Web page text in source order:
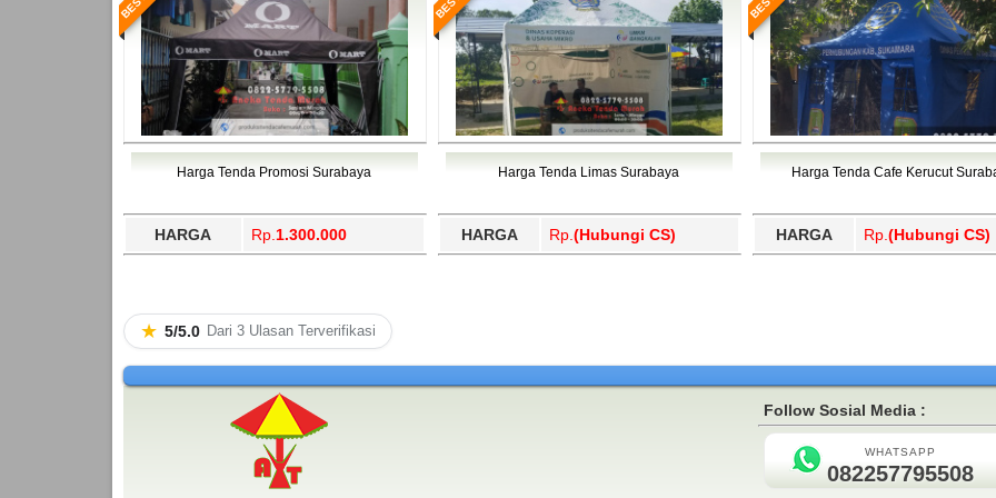
Harga Tenda Promosi Surabaya
HARGA Rp. 1.300.000
Harga Tenda Limas Surabaya
HARGA Rp. (Hubungi CS)
Harga Tenda Cafe Kerucut
HARGA Rp. (Hubungi CS)
★ 5/5.0 Dari 3 Ulasan Terverifikasi
Follow Sosial Media :
WHATSAPP
082257795508